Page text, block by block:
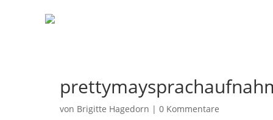
von Brigitte Hagedorn | 0 Kommentare